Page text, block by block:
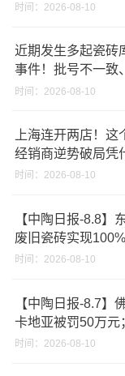
时间：2026-08-10
近期发生多起瓷砖
事件！批号不一致
板……
时间：2026-08-10
上海连开两店！这
经销商逆势破局凭
时间：2026-08-10
【中陶日报-8.8】
废旧瓷砖实现
江西一陶企资产将
合格
时间：2026-08-10
【中陶日报-8.7】
卡地亚被罚50万元
企将涨价；福建持
时间：2026-08-10